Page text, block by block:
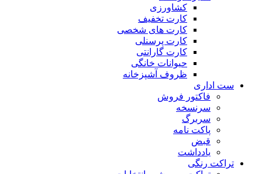
کشاورزی
کارت تخفیف
کارت های شخصی
کارت پرسنلی
کارت گارانتی
حیوانات خانگی
ظروف آشپزخانه
ست اداری
فاکتور فروش
سرنسخه
سربرگ
پاکت نامه
قبض
یادداشت
تراکت رنگی